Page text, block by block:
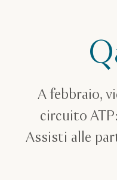
A febbraio,
circuito
Assisti alle